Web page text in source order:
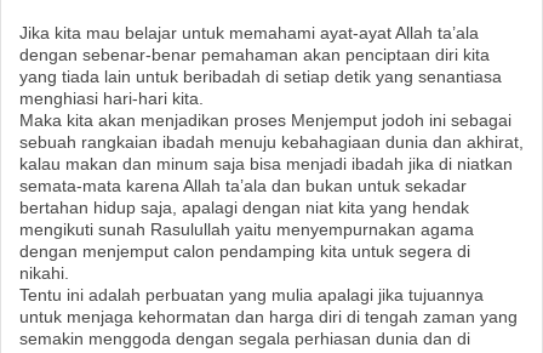
Jika kita mau belajar untuk memahami ayat-ayat Allah ta’ala
dengan sebenar-benar pemahaman akan penciptaan diri kita
yang tiada lain untuk beribadah di setiap detik yang senantiasa
menghiasi hari-hari kita.
Maka kita akan menjadikan proses Menjemput jodoh ini sebagai
sebuah rangkaian ibadah menuju kebahagiaan dunia dan akhirat,
kalau makan dan minum saja bisa menjadi ibadah jika di niatkan
semata-mata karena Allah ta’ala dan bukan untuk sekadar
bertahan hidup saja, apalagi dengan niat kita yang hendak
mengikuti sunah Rasulullah yaitu menyempurnakan agama
dengan menjemput calon pendamping kita untuk segera di
nikahi.
Tentu ini adalah perbuatan yang mulia apalagi jika tujuannya
untuk menjaga kehormatan dan harga diri di tengah zaman yang
semakin menggoda dengan segala perhiasan dunia dan di